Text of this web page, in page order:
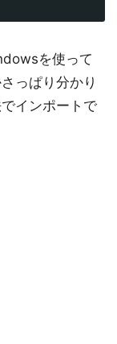
を使って
っぱり分かり
インポートで